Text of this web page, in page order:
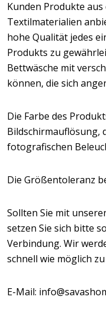
Kunden Produkte
Textilmaterialien
hohe Qualität jedes
Produkts zu
Bettwäsche mit
können, die sich
Die Farbe des
Bildschirmauflösung,
fotografischen
Die Größentoleranz
Sollten Sie mit
setzen Sie sich bitte
Verbindung. Wir
schnell wie möglich
E-Mail: